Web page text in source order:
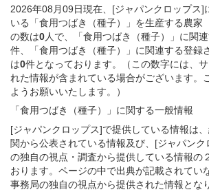
2026年08月09日現在、[ジャパンクロップス]
いる「食用つばき（種子）」を生産する農家
の数は0人で、「食用つばき（種子）」に関
件、「食用つばき（種子）」に関連する登録
は0件となっております。（この数字には、
れた情報が含まれている場合がございます。
ようお願いいたします。）
「食用つばき（種子）」 に関する一般情報
[ジャパンクロップス]で提供している情報は
関から公表されている情報及び、[ジャパン
の独自の視点・調査から提供している情報の
おります。ページの中で出典が記載されてい
事務局の独自の視点から提供された情報とな